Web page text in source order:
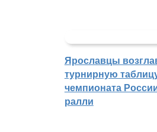
Ярославцы
турнирную
чемпионата
ралли